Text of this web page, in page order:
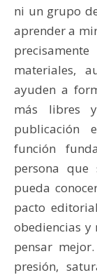
ni un grupo
aprender a
materiales,
ayuden a
más libres
publicación
función
persona que
pueda
pacto
obediencias
pensar
presión,